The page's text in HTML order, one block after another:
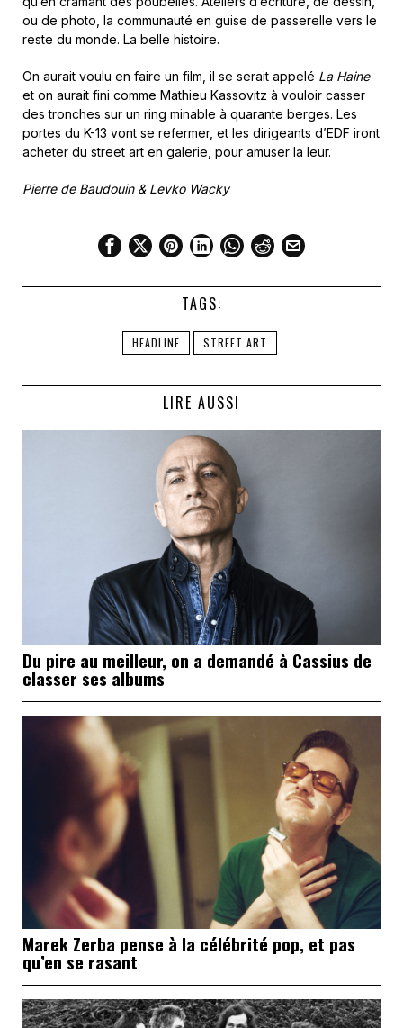
ou de photo, la communauté en guise de passerelle vers le
reste du monde. La belle histoire.
On aurait voulu en faire un film, il se serait appelé La Haine
et on aurait fini comme Mathieu Kassovitz à vouloir casser
des tronches sur un ring minable à quarante berges. Les
portes du K-13 vont se refermer, et les dirigeants d’EDF iront
acheter du street art en galerie, pour amuser la leur.
Pierre de Baudouin & Levko Wacky
TAGS:
HEADLINE STREET ART
LIRE AUSSI
Du pire au meilleur, on a demandé à Cassius de
classer ses albums
Marek Zerba pense à la célébrité pop, et pas
qu’en se rasant